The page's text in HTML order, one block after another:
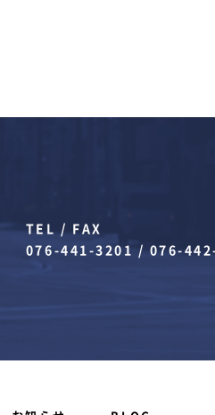
TEL / FAX
076-441-3201 / 076-